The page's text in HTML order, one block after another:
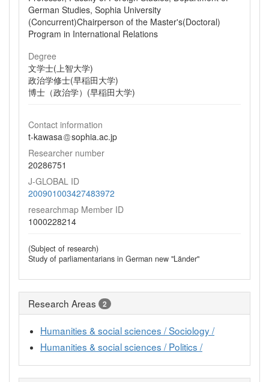
German Studies, Sophia University
(Concurrent)Chairperson of the Master's(Doctoral)
Program in International Relations
Degree
文学士(上智大学)
政治学修士(早稲田大学)
博士（政治学）(早稲田大学)
Contact information
t-kawasa
sophia.ac.jp
Researcher number
20286751
J-GLOBAL ID
200901003427483972
researchmap Member ID
1000228214
(Subject of research)
Study of parliamentarians in German new "Länder"
Research Areas 2
Humanities & social sciences / Sociology /
Humanities & social sciences / Politics /